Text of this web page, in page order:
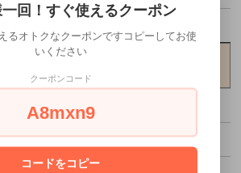
回！すぐ使えるクーポン
るオトクなクーポンですコピーしてお使
いください
クーポンコード
A8mxn9
コードをコピー